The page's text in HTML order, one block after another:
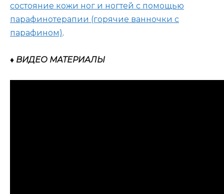
состояние кожи ног и ногтей с помощью
парафинотерапии (горячие ванночки с
парафином).
♦ ВИДЕО МАТЕРИАЛЫ